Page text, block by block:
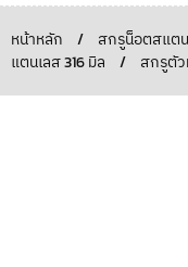
หน้าหลัก / สกรูน็อตสแต
แตนเลส 316 มิล
/ สกรูตัว